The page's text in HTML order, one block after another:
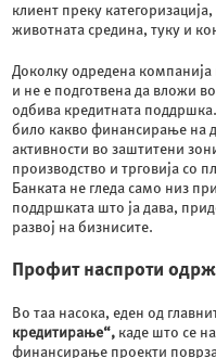
клиент преку
животната средина, туку и
Доколку одредена компанија
и не е подготвена да вложи
одбива кредитната
било какво финансирање на
активности во заштитени
производство и трговија со
Банката не гледа само низ
поддршката што ја дава,
развој на бизнисите.
Профит наспроти
Во таа насока, еден од
кредитирање“,каде што се
финансирање проекти